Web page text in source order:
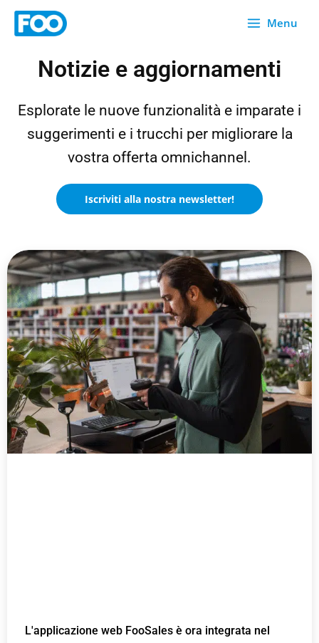
Menu
Notizie e aggiornamenti
Esplorate le nuove funzionalità e imparate i
suggerimenti e i trucchi per migliorare la
vostra offerta omnichannel.
Iscriviti alla nostra newsletter!
L'applicazione web FooSales è ora integrata nel
P
a
g
P
a
g
P
a
g